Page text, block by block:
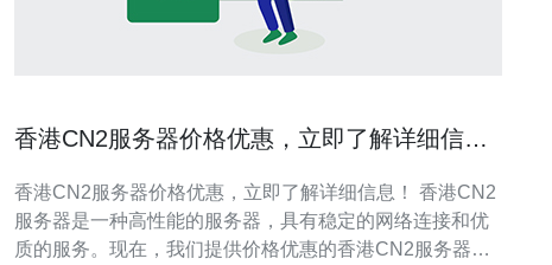
香港CN2服务器价格优惠，立即了解详细信
香港CN2服务器价格优惠，立即了解详细信息！ 香港CN2
服务器是一种高性能的服务器，具有稳定的网络连接和优
质的服务。现在，我们提供价格优惠的香港CN2服务器，